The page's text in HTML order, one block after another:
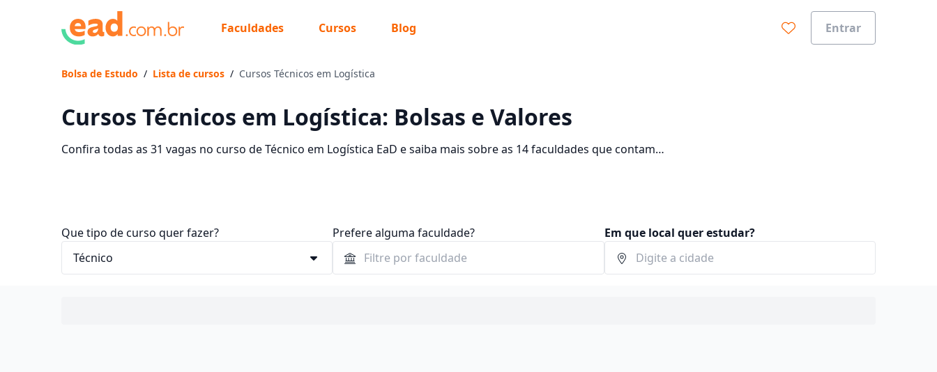
Faculdades Cursos Blog Entrar
Bolsa de Estudo / Lista de cursos / Cursos Técnicos em Logística
Cursos Técnicos em Logística: Bolsas e Valores
Confira todas as 31 vagas no curso de Técnico em Logística EaD e saiba mais sobre as 14 faculdades que contam
Que tipo de curso quer fazer? Prefere alguma faculdade? Em que local quer estudar?